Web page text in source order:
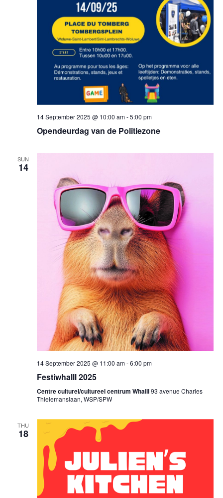
14 September 2025 @ 10:00 am-5:00 pm
Opendeurdag van de Politiezone
SUN
14
14 September 2025 @ 11:00 am-6:00 pm
Festiwhalll 2025
Centre culturel/cultureel centrum Whalll93 avenue Charles
Thielemanslaan, WSP/SPW
THU
18